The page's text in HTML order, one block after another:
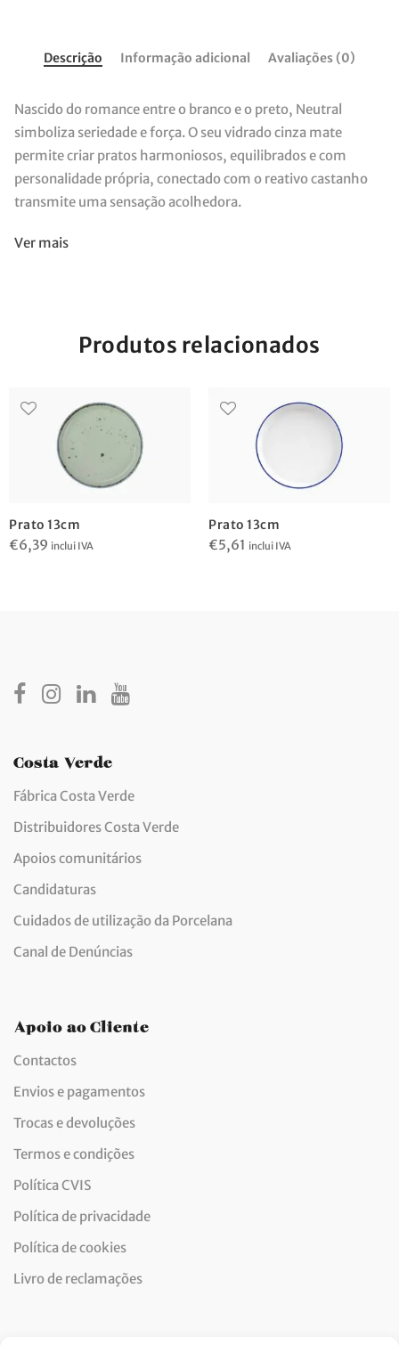
Descrição Informação adicional Avaliações (0)
Nascido do romance entre o branco e o preto, Neutral
simboliza seriedade e força. O seu vidrado cinza mate
permite criar pratos harmoniosos, equilibrados e com
personalidade própria, conectado com o reativo castanho
transmite uma sensação acolhedora.
Ver mais
Produtos relacionados
Prato 13cm
€6,39 inclui IVA
Prato 13cm
€5,61 inclui IVA
Costa Verde
Fábrica Costa Verde
Distribuidores Costa Verde
Apoios comunitários
Candidaturas
Cuidados de utilização da Porcelana
Canal de Denúncias
Apoio ao Cliente
Contactos
Envios e pagamentos
Trocas e devoluções
Termos e condições
Política CVIS
Política de privacidade
Política de cookies
Livro de reclamações